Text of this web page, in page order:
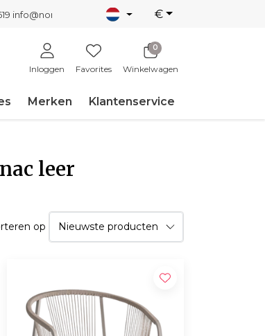
info@nordicnew.nl €
Inloggen Favorites
0
Winkelwagen
Merken Klantenservice
leer
op